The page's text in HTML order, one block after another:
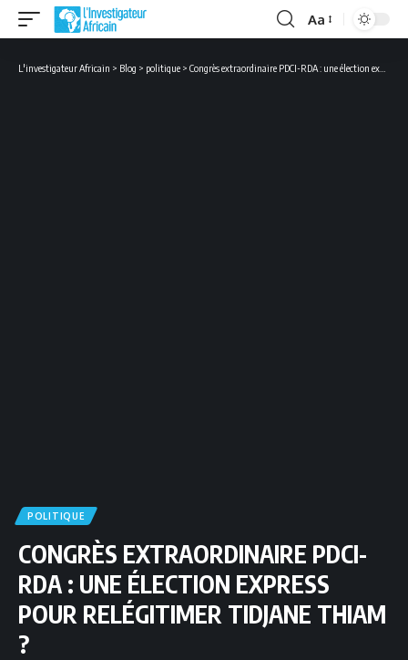
Font
Aa
L'investigateur Africain > Blog > politique > Congrès extraordinaire PDCI-RDA : une élection express pour relégitimer Tidjane Thiam ?
POLITIQUE
CONGRÈS EXTRAORDINAIRE PDCI-
RDA : UNE ÉLECTION EXPRESS
POUR RELÉGITIMER TIDJANE THIAM
?